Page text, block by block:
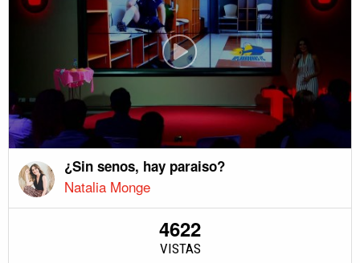
¿Sin senos, hay paraiso?
Natalia Monge
4622
VISTAS